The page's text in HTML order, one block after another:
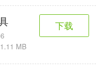
1.11 MB
下载